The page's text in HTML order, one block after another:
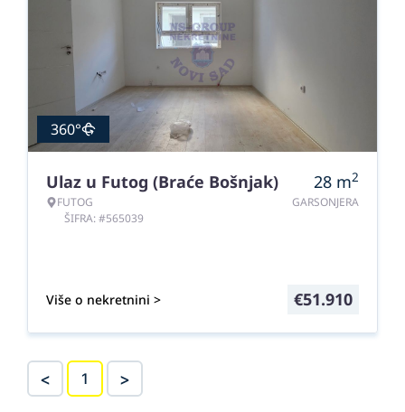
360°
Ulaz u Futog (Braće Bošnjak)
FUTOG
ŠIFRA: #565039
28 m2
GARSONJERA
Više o nekretnini > €51.910
< 1 >